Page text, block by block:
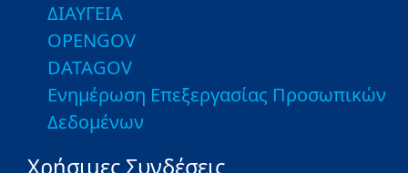
ΔΙΑΥΓΕΙΑ
OPENGOV
DATAGOV
Ενημέρωση Επεξεργασίας Προσωπικών
Δεδομένων
Χρήσιμες Συνδέσεις